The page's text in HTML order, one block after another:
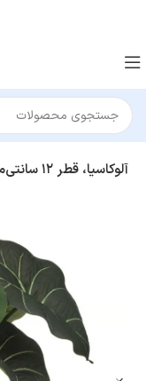
گیاه مصنوعی گلدانی ایکیا مدل FEJKA، آلوکاسیا، قطر ۱۲ سانتی‌متر